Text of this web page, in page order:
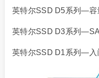
英特尔SSD D5系列—容
英特尔SSD D3系列
英特尔SSD D1系列—入